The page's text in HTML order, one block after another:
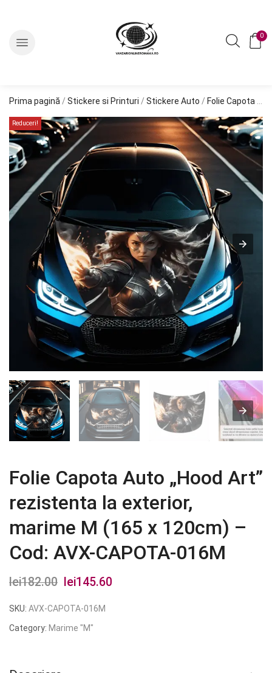
0
Prima pagină / Stickere si Printuri / Stickere Auto / Folie Capota "HOOD ART"
Reduceri!
Folie Capota Auto „Hood Art”
rezistenta la exterior,
marime M (165 x 120cm) –
Cod: AVX-CAPOTA-016M
lei182.00
Prețul
inițial
a
lei145.60
SKU: AVX-CAPOTA-016M
Category: Marime "M"